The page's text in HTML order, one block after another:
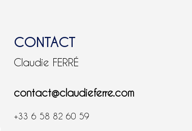
CONTACT
Claudie FERRÉ
contact@claudieferre.com
+33 6 58 82 60 59